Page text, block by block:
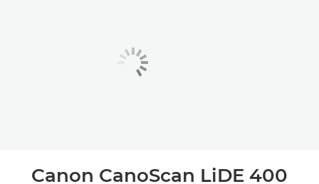
Canon CanoScan LiDE 400